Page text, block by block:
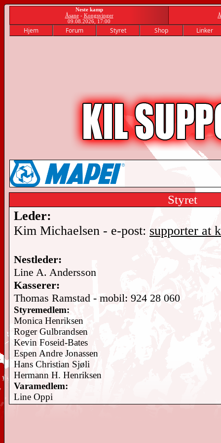
Neste kamp
Åsane- Kongsvinger
09.08.2026, 17:00
Hjem Forum Styret Shop Linker
Styret
Leder:
Kim Michaelsen - e-post: supporter at
Nestleder:
Line A. Andersson
Kasserer:
Thomas Ramstad - mobil: 924 28 060
Styremedlem:
Monica Henriksen
Roger Gulbrandsen
Kevin Foseid-Bates
Espen Andre Jonassen
Hans Christian Sjøli
Hermann H. Henriksen
Varamedlem:
Line Oppi